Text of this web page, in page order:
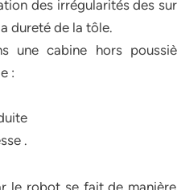
des irrégularités des
dureté de la tôle.
une cabine hors
:
.
le robot se fait de